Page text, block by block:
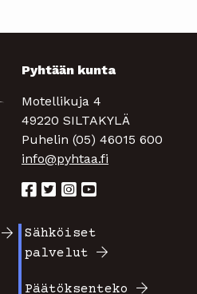
Pyhtään kunta
Motellikuja 4
49220 SILTAKYLÄ
Puhelin (05) 46015 600
info@pyhtaa.fi
Footer
Sähköiset
palvelut
Päätöksenteko